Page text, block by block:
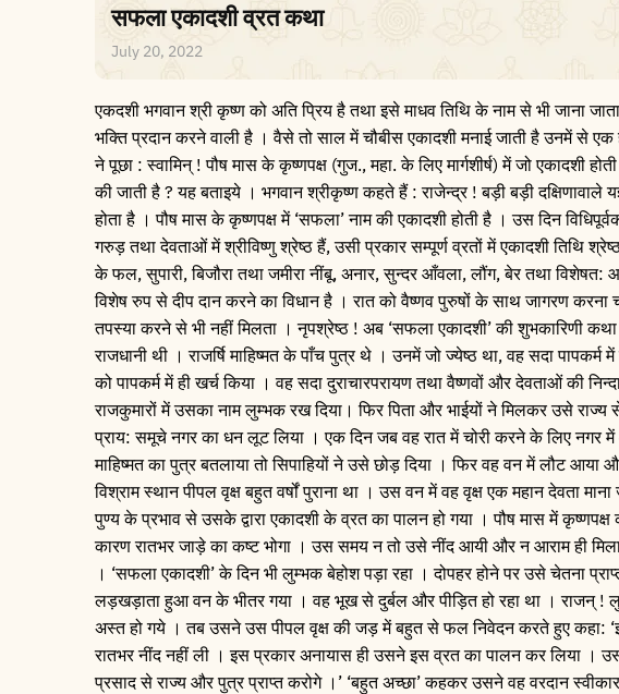
सफला एकादशी व्रत कथा
July 20, 2022
एकदशी भगवान श्री कृष्ण को अति प्रिय है तथा इसे माधव तिथि के नाम से भी जाना
भक्ति प्रदान करने वाली है । वैसे तो साल में चौबीस एकादशी मनाई जाती है उनमें से
ने पूछा : स्वामिन् ! पौष मास के कृष्णपक्ष (गुज., महा. के लिए मार्गशीर्ष) में जो एकादशी
की जाती है ? यह बताइये । भगवान श्रीकृष्ण कहते हैं : राजेन्द्र ! बड़ी बड़ी दक्षिणावाले
होता है । पौष मास के कृष्णपक्ष में ‘सफला’ नाम की एकादशी होती है । उस दिन
गरुड़ तथा देवताओं में श्रीविष्णु श्रेष्ठ हैं, उसी प्रकार सम्पूर्ण व्रतों में एकादशी तिथि
के फल, सुपारी, बिजौरा तथा जमीरा नींबू, अनार, सुन्दर आँवला, लौंग, बेर तथा
विशेष रुप से दीप दान करने का विधान है । रात को वैष्णव पुरुषों के साथ जागरण करना
तपस्या करने से भी नहीं मिलता । नृपश्रेष्ठ ! अब ‘सफला एकादशी’ की शुभकारिणी कथा
राजधानी थी । राजर्षि माहिष्मत के पाँच पुत्र थे । उनमें जो ज्येष्ठ था, वह सदा
को पापकर्म में ही खर्च किया । वह सदा दुराचारपरायण तथा वैष्णवों और देवताओं की
राजकुमारों में उसका नाम लुम्भक रख दिया। फिर पिता और भाईयों ने मिलकर उसे
प्राय: समूचे नगर का धन लूट लिया । एक दिन जब वह रात में चोरी करने के लिए नगर
माहिष्मत का पुत्र बतलाया तो सिपाहियों ने उसे छोड़ दिया । फिर वह वन में लौट
विश्राम स्थान पीपल वृक्ष बहुत वर्षों पुराना था । उस वन में वह वृक्ष एक महान देवता
पुण्य के प्रभाव से उसके द्वारा एकादशी के व्रत का पालन हो गया । पौष मास में
कारण रातभर जाड़े का कष्ट भोगा । उस समय न तो उसे नींद आयी और न आराम ही मिला
। ‘सफला एकादशी’ के दिन भी लुम्भक बेहोश पड़ा रहा । दोपहर होने पर उसे चेतना
लड़खड़ाता हुआ वन के भीतर गया । वह भूख से दुर्बल और पीड़ित हो रहा था ।
अस्त हो गये । तब उसने उस पीपल वृक्ष की जड़ में बहुत से फल निवेदन करते हुए कहा:
रातभर नींद नहीं ली । इस प्रकार अनायास ही उसने इस व्रत का पालन कर लिया ।
प्रसाद से राज्य और पुत्र प्राप्त करोगे ।’ ‘बहुत अच्छा’ कहकर उसने वह वरदान